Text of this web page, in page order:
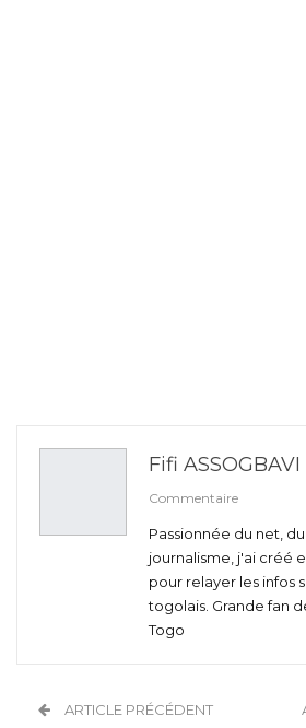
Fifi ASSOGBAVI
Commentaire
Passionnée du net,
journalisme, j'ai créé
pour relayer les infos
togolais. Grande fan
Togo
ARTICLE PRÉCÉDENT